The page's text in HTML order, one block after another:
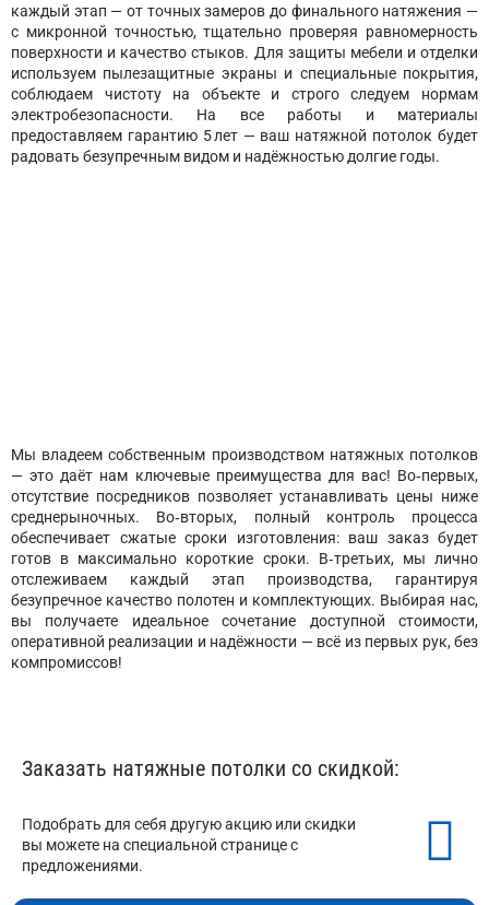
каждый этап — от точных замеров до финального натяжения —
с микронной точностью, тщательно проверяя равномерность
поверхности и качество стыков. Для защиты мебели и отделки
используем пылезащитные экраны и специальные покрытия,
соблюдаем чистоту на объекте и строго следуем нормам
электробезопасности. На все работы и материалы
предоставляем гарантию 5 лет — ваш натяжной потолок будет
радовать безупречным видом и надёжностью долгие годы.
Мы владеем собственным производством натяжных потолков
— это даёт нам ключевые преимущества для вас! Во‑первых,
отсутствие посредников позволяет устанавливать цены ниже
среднерыночных. Во‑вторых, полный контроль процесса
обеспечивает сжатые сроки изготовления: ваш заказ будет
готов в максимально короткие сроки. В‑третьих, мы лично
отслеживаем каждый этап производства, гарантируя
безупречное качество полотен и комплектующих. Выбирая нас,
вы получаете идеальное сочетание доступной стоимости,
оперативной реализации и надёжности — всё из первых рук, без
компромиссов!
Заказать натяжные потолки со скидкой:
Подобрать для себя другую акцию или скидки
вы можете на специальной странице с
предложениями.